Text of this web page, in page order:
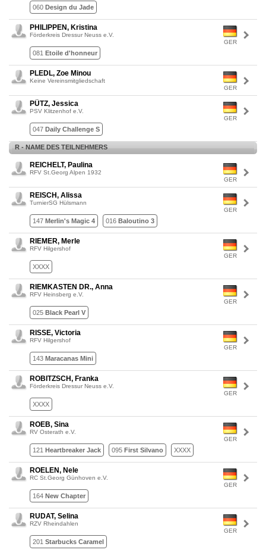
060 Design du Jade
GER
PHILIPPEN, Kristina
Förderkreis Dressur Neuss e.V.
081 Etoile d'honneur
GER
PLEDL, Zoe Minou
Keine Vereinsmitgliedschaft
GER
PÜTZ, Jessica
PSV Klitzenhof e.V.
047 Daily Challenge S
R - NAME DES TEILNEHMERS
GER
REICHELT, Paulina
RFV St.Georg Alpen 1932
GER
REISCH, Alissa
TurnierSG Hülsmann
147 Merlin's Magic 4 016 Baloutino 3
GER
RIEMER, Merle
RFV Hilgershof
XXXX
GER
RIEMKASTEN DR., Anna
RFV Heinsberg e.V.
025 Black Pearl V
GER
RISSE, Victoria
RFV Hilgershof
143 Maracanas Mini
GER
ROBITZSCH, Franka
Förderkreis Dressur Neuss e.V.
XXXX
GER
ROEB, Sina
RV Osterath e.V.
121 Heartbreaker Jack 095 First Silvano XXXX
GER
ROELEN, Nele
RC St.Georg Günhoven e.V.
164 New Chapter
GER
RUDAT, Selina
RZV Rheindahlen
201 Starbucks Caramel